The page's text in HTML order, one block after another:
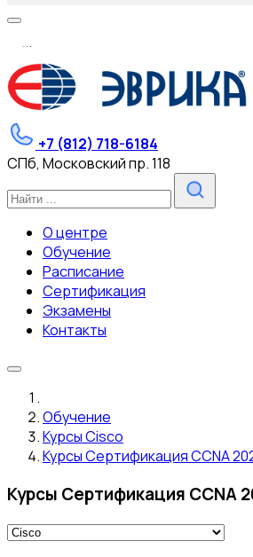
...
+7 (812) 718-6184
СПб, Московский пр. 118
О центре
Обучение
Расписание
Сертификация
Экзамены
Контакты
Обучение
Курсы Cisco
Курсы Сертификация CCNA
Курсы Сертификация CCNA